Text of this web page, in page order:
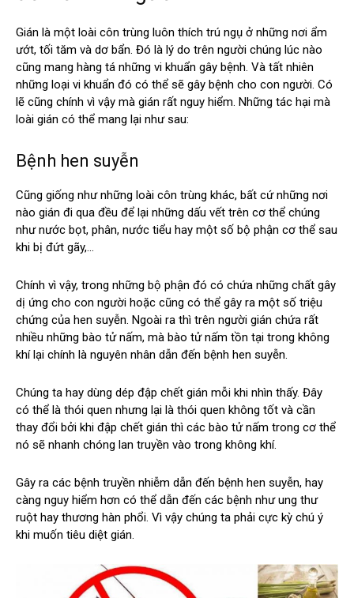
Gián là một loài côn trùng luôn thích trú ngụ ở những nơi ẩm
ướt, tối tăm và dơ bẩn. Đó là lý do trên người chúng lúc nào
cũng mang hàng tá những vi khuẩn gây bệnh. Và tất nhiên
những loại vi khuẩn đó có thể sẽ gây bệnh cho con người. Có
lẽ cũng chính vì vậy mà gián rất nguy hiểm. Những tác hại mà
loài gián có thể mang lại như sau:
Bệnh hen suyễn
Cũng giống như những loài côn trùng khác, bất cứ những nơi
nào gián đi qua đều để lại những dấu vết trên cơ thể chúng
như nước bọt, phân, nước tiểu hay một số bộ phận cơ thể sau
khi bị đứt gãy,…
Chính vì vậy, trong những bộ phận đó có chứa những chất gây
dị ứng cho con người hoặc cũng có thể gây ra một số triệu
chứng của hen suyễn. Ngoài ra thì trên người gián chứa rất
nhiều những bào tử nấm, mà bào tử nấm tồn tại trong không
khí lại chính là nguyên nhân dẫn đến bệnh hen suyễn.
Chúng ta hay dùng dép đập chết gián mỗi khi nhìn thấy. Đây
có thể là thói quen nhưng lại là thói quen không tốt và cần
thay đổi bởi khi đập chết gián thì các bào tử nấm trong cơ thể
nó sẽ nhanh chóng lan truyền vào trong không khí.
Gây ra các bệnh truyền nhiễm dẫn đến bệnh hen suyễn, hay
càng nguy hiểm hơn có thể dẫn đến các bệnh như ung thư
ruột hay thương hàn phổi. Vì vậy chúng ta phải cực kỳ chú ý
khi muốn tiêu diệt gián.